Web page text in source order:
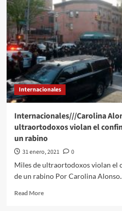
OMS
y
Thunberg,
entre
los
nominados
al
Premio
Nobel
de
Internacionales
Internacionales///Carolina
ultraortodoxos violan el
un rabino
31 enero, 2021
0
Miles de ultraortodoxos violan el
de un rabino Por Carolina
Read MoreRead